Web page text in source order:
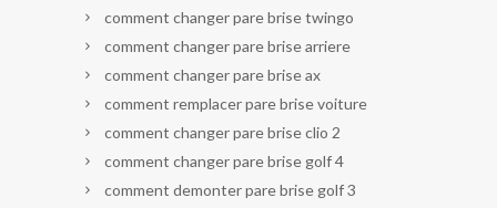
comment changer pare brise twingo
comment changer pare brise arriere
comment changer pare brise ax
comment remplacer pare brise voiture
comment changer pare brise clio 2
comment changer pare brise golf 4
comment demonter pare brise golf 3